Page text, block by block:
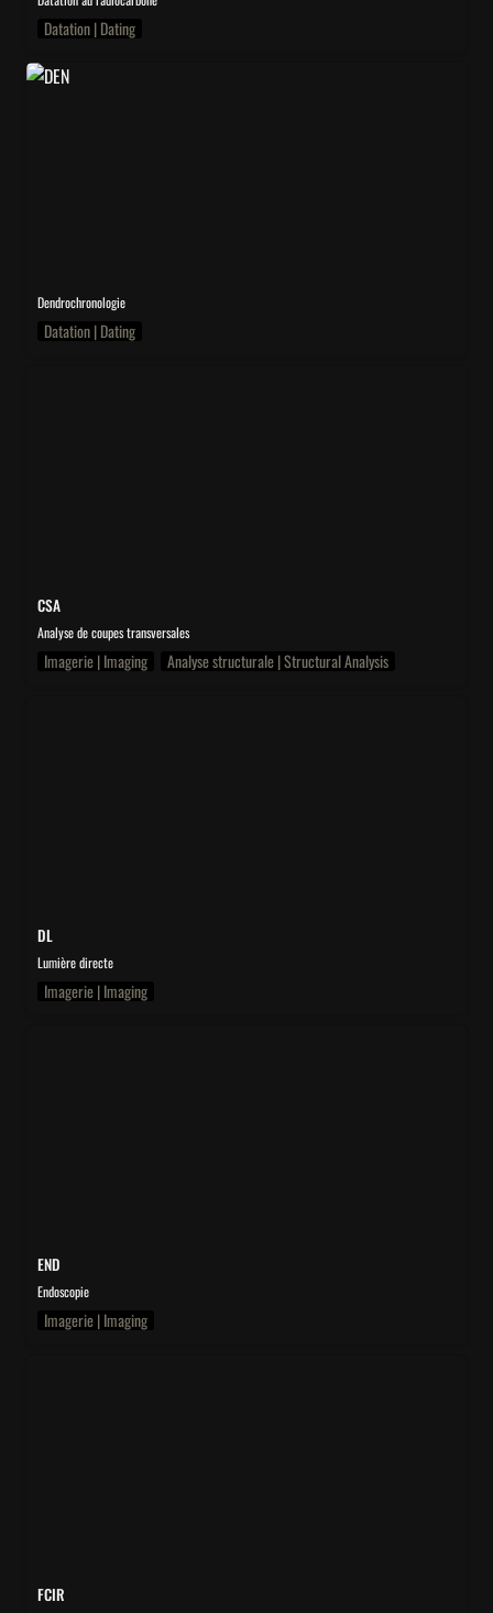
Datation | Dating
DEN
Dendrochronologie
Datation | Dating
CSA
Analyse de coupes transversales
Imagerie | Imaging Analyse structurale | Structural Analysis
DL
Lumière directe
Imagerie | Imaging
END
Endoscopie
Imagerie | Imaging
FCIR